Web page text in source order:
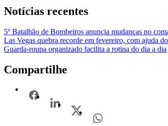
Notícias recentes
5º Batalhão de Bombeiros anuncia mudanças no
Las Vegas quebra recorde em fevereiro, com ajuda
Guarda-roupa organizado facilita a rotina do dia a dia
Compartilhe